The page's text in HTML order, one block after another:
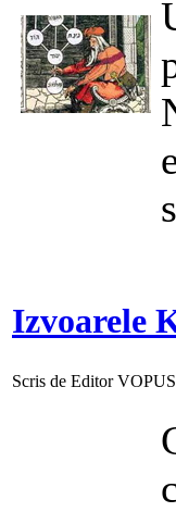
Izvoarele
Scris de Editor VOPUS